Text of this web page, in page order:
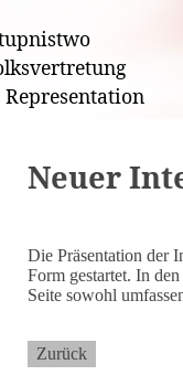
Representation
Neuer
Die Präsentation der
Form gestartet. In
Seite sowohl
Zurück